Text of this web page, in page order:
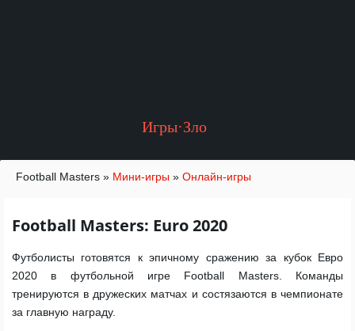
Игры·Зло
Football Masters » Мини-игры » Онлайн-игры
Football Masters: Euro 2020
Футболисты готовятся к эпичному сражению за кубок Евро
2020 в футбольной игре Football Masters. Команды
тренируются в дружеских матчах и состязаются в чемпионате
за главную награду.